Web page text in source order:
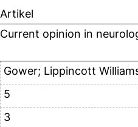
Artikel
Current opinion in
Gower; Lippincott
5
3